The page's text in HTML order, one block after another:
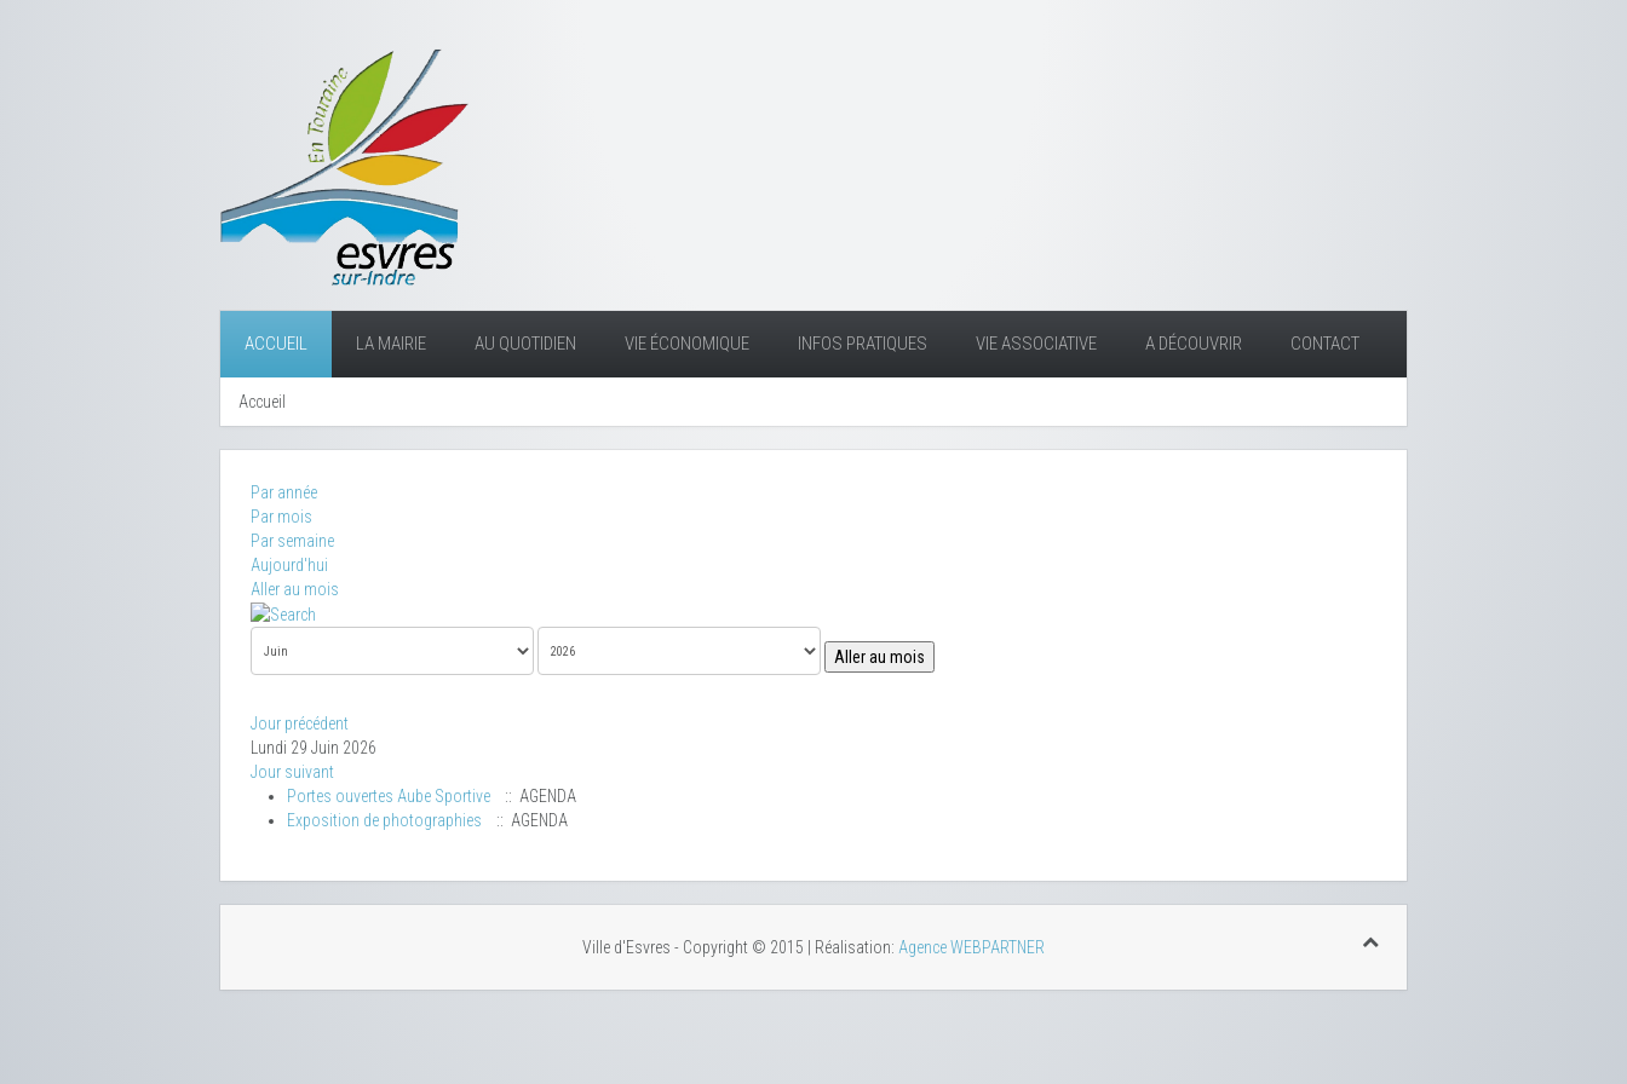
ACCUEIL LA MAIRIE AU QUOTIDIEN VIE ÉCONOMIQUE INFOS PRATIQUES VIE ASSOCIATIVE A DÉCOUVRIR CONTACT
Accueil
Par année
Par mois
Par semaine
Aujourd'hui
Aller au mois
Aller au mois
Jour précédent
Lundi 29 Juin 2026
Jour suivant
Portes ouvertes Aube Sportive
:: AGENDA
Exposition de photographies
:: AGENDA
Ville d'Esvres - Copyright © 2015 | Réalisation: Agence WEBPARTNER